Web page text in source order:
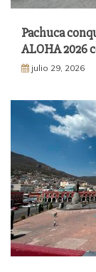
Pachuca
ALOHA 2026
julio 29, 2026